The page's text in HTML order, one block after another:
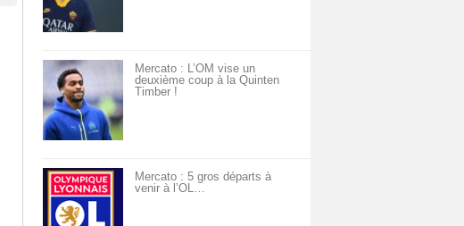
Mercato : L’OM vise un
deuxième coup à la Quinten
Timber !
Mercato : 5 gros départs à
venir à l’OL…